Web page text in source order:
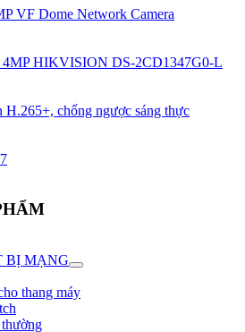
VF Dome Network Camera
4MP HIKVISION DS-2CD1347G0-L
H.265+, chống ngược sáng thực
BỊ MẠNG
thang máy